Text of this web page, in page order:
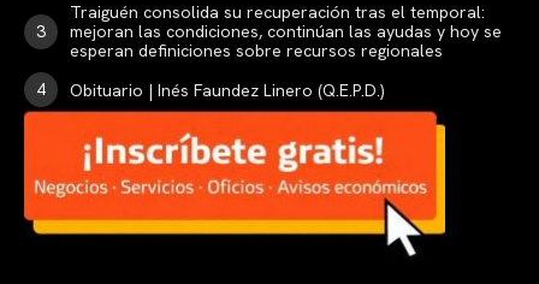
Traiguén consolida su recuperación tras el temporal:
mejoran las condiciones, continúan las ayudas y hoy se
esperan definiciones sobre recursos regionales
Obituario | Inés Faundez Linero (Q.E.P.D.)